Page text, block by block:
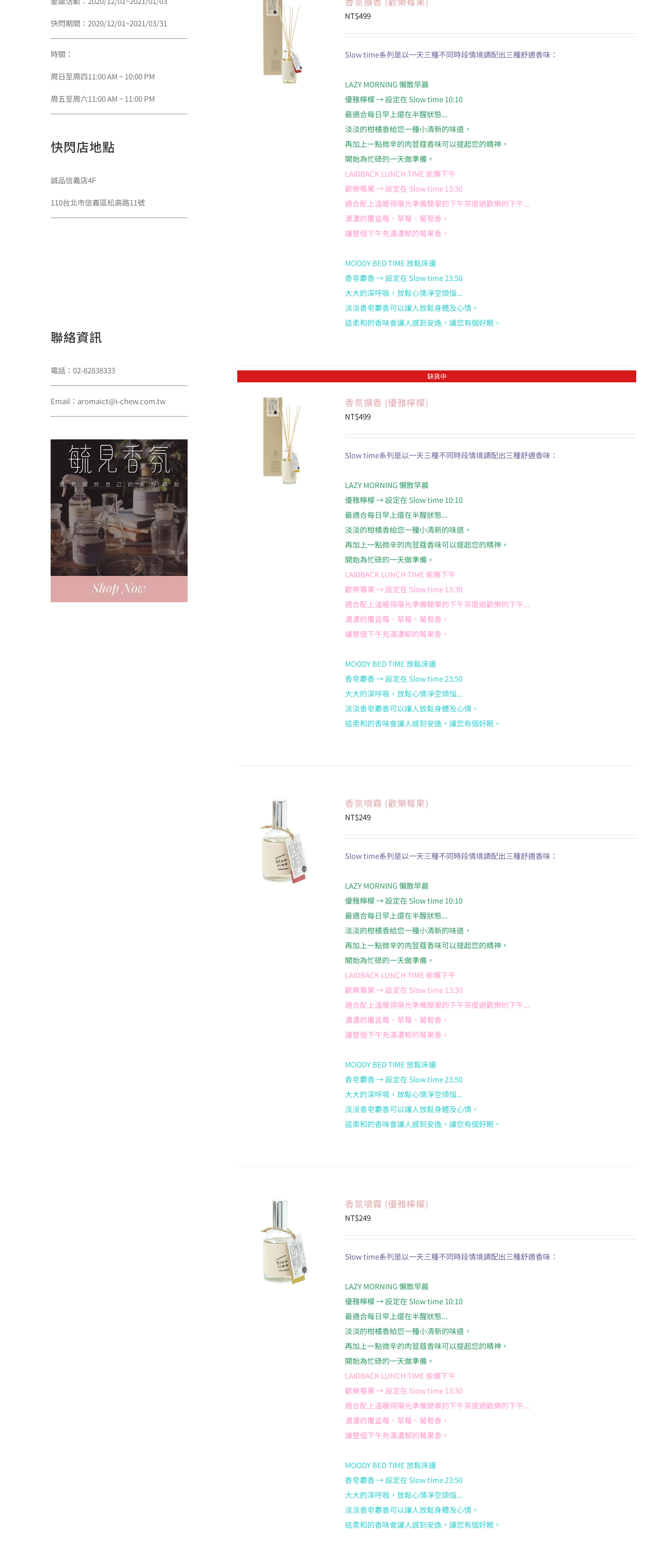
NT$499
Slow time系列是以一天三種不同時段情境調配出三種舒適香味：
LAZY MORNING 懶散早晨
優雅檸檬 → 設定在 Slow time 10:10
最適合每日早上還在半醒狀態...
淡淡的柑橘香給您一種小清新的味道，
再加上一點微辛的肉荳蔻香味可以提起您的精神，
開始為忙碌的一天做準備。
LAIDBACK LUNCH TIME 偷懶下午
歡樂莓果 → 設定在 Slow time 13:30
適合配上溫暖得陽光準備簡單的下午茶度過歡樂的下午...
濃濃的覆盆莓、草莓、葡萄香，
讓整個下午充滿濃郁的莓果香。
MOODY BED TIME 放鬆床邊
香皂麝香 → 設定在 Slow time 23:50
大大的深呼吸，放鬆心情淨空煩惱...
淡淡香皂麝香可以讓人放鬆身體及心情，
這柔和的香味會讓人感到安逸，讓您有個好眠。
缺貨中
香氛擴香 (優雅檸檬)
NT$499
Slow time系列是以一天三種不同時段情境調配出三種舒適香味：
LAZY MORNING 懶散早晨
優雅檸檬 → 設定在 Slow time 10:10
最適合每日早上還在半醒狀態...
淡淡的柑橘香給您一種小清新的味道，
再加上一點微辛的肉荳蔻香味可以提起您的精神，
開始為忙碌的一天做準備。
LAIDBACK LUNCH TIME 偷懶下午
歡樂莓果 → 設定在 Slow time 13:30
適合配上溫暖得陽光準備簡單的下午茶度過歡樂的下午...
濃濃的覆盆莓、草莓、葡萄香，
讓整個下午充滿濃郁的莓果香。
MOODY BED TIME 放鬆床邊
香皂麝香 → 設定在 Slow time 23:50
大大的深呼吸，放鬆心情淨空煩惱...
淡淡香皂麝香可以讓人放鬆身體及心情，
這柔和的香味會讓人感到安逸，讓您有個好眠。
詳
香氛噴霧 (歡樂莓果)
NT$249
Slow time系列是以一天三種不同時段情境調配出三種舒適香味：
LAZY MORNING 懶散早晨
優雅檸檬 → 設定在 Slow time 10:10
最適合每日早上還在半醒狀態...
淡淡的柑橘香給您一種小清新的味道，
再加上一點微辛的肉荳蔻香味可以提起您的精神，
開始為忙碌的一天做準備。
LAIDBACK LUNCH TIME 偷懶下午
歡樂莓果 → 設定在 Slow time 13:30
適合配上溫暖得陽光準備簡單的下午茶度過歡樂的下午...
濃濃的覆盆莓、草莓、葡萄香，
讓整個下午充滿濃郁的莓果香。
MOODY BED TIME 放鬆床邊
香皂麝香 → 設定在 Slow time 23:50
大大的深呼吸，放鬆心情淨空煩惱...
淡淡香皂麝香可以讓人放鬆身體及心情，
這柔和的香味會讓人感到安逸，讓您有個好眠。
詳
香氛噴霧 (優雅檸檬)
NT$249
Slow time系列是以一天三種不同時段情境調配出三種舒適香味：
LAZY MORNING 懶散早晨
優雅檸檬 → 設定在 Slow time 10:10
最適合每日早上還在半醒狀態...
淡淡的柑橘香給您一種小清新的味道，
再加上一點微辛的肉荳蔻香味可以提起您的精神，
開始為忙碌的一天做準備。
LAIDBACK LUNCH TIME 偷懶下午
歡樂莓果 → 設定在 Slow time 13:30
適合配上溫暖得陽光準備簡單的下午茶度過歡樂的下午...
濃濃的覆盆莓、草莓、葡萄香，
讓整個下午充滿濃郁的莓果香。
MOODY BED TIME 放鬆床邊
香皂麝香 → 設定在 Slow time 23:50
大大的深呼吸，放鬆心情淨空煩惱...
淡淡香皂麝香可以讓人放鬆身體及心情，
這柔和的香味會讓人感到安逸，讓您有個好眠。
快閃期間：2020/12/01~2021/03/31
時間：
周日至周四11:00 AM ~ 10:00 PM
周五至周六11:00 AM ~ 11:00 PM
快閃店地點
誠品信義店4F
110台北市信義區松高路11號
聯絡資訊
電話：02-82838333
Email：aromaict@i-chew.com.tw